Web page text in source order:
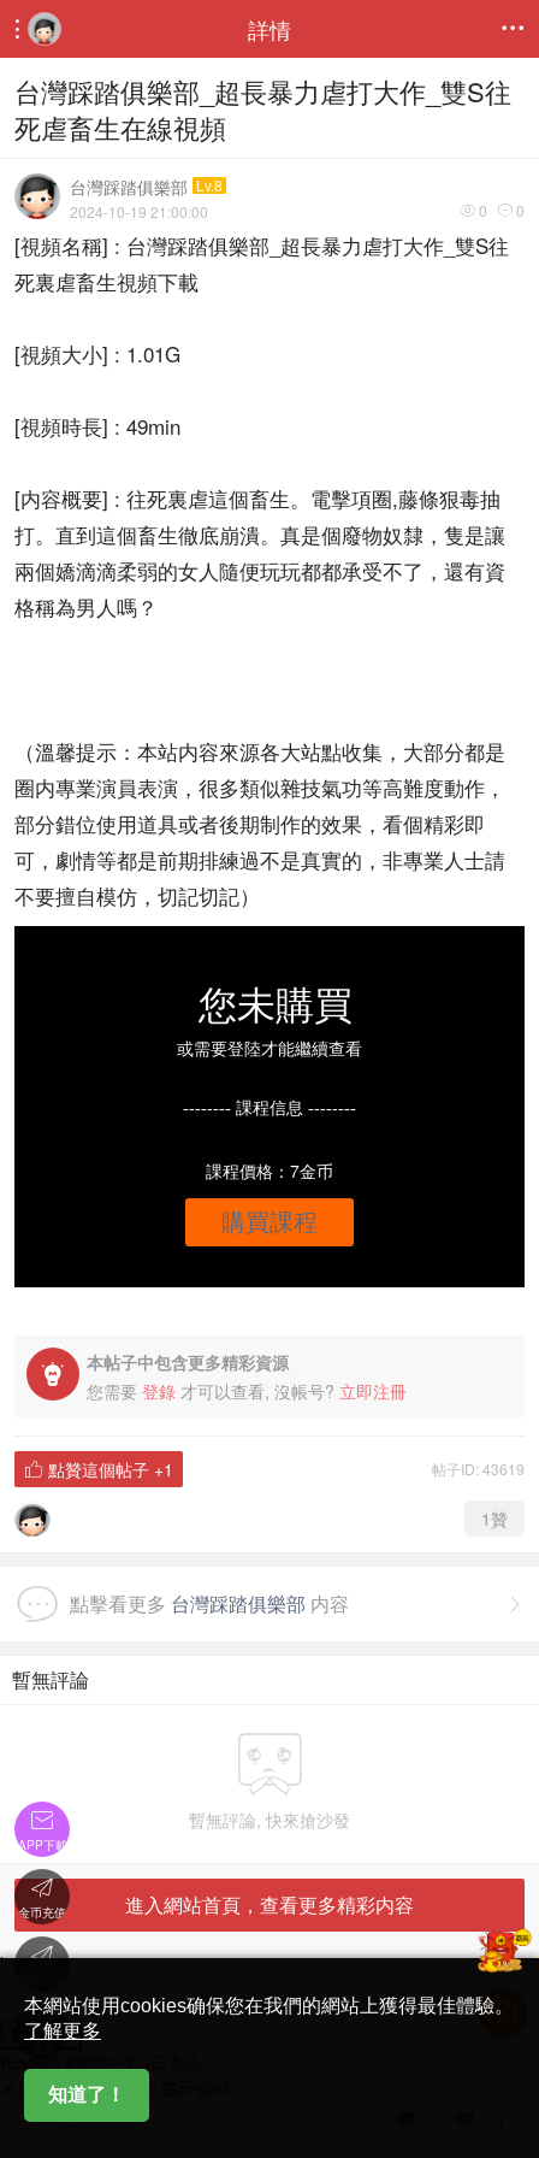
 詳情 
台灣踩踏俱樂部_超長暴力虐打大作_雙S往
死虐畜生在線視頻
台灣踩踏俱樂部 Lv.8
 0  0
2024-10-19 21:00:00
[視頻名稱] : 台灣踩踏俱樂部_超長暴力虐打大作_雙S往
死裏虐畜生視頻下載
[視頻大小] : 1.01G
[視頻時長] : 49min
[内容概要] : 往死裏虐這個畜生。電擊項圈,藤條狠毒抽
打。直到這個畜生徹底崩潰。真是個廢物奴隸，隻是讓
兩個嬌滴滴柔弱的女人隨便玩玩都都承受不了，還有資
格稱為男人嗎？
（溫馨提示：本站内容來源各大站點收集，大部分都是
圈内專業演員表演，很多類似雜技氣功等高難度動作，
部分錯位使用道具或者後期制作的效果，看個精彩即
可，劇情等都是前期排練過不是真實的，非專業人士請
不要擅自模仿，切記切記）
您未購買
或需要登陸才能繼續查看
-------- 課程信息 --------
課程價格：7金币
購買課程

本帖子中包含更多精彩資源
您需要 登錄 才可以查看, 沒帳号? 立即注冊
帖子ID: 43619
 點贊這個帖子 +1
1贊

點擊看更多 台灣踩踏俱樂部 内容
暫無評論

暫無評論, 快來搶沙發
進入網站首頁，查看更多精彩内容
'
简体中文版
Translate
日本語
繁體中文
本網站使用cookies确保您在我們的網站上獲得最佳體驗。
了解更多
知道了！

APP下載

金币充值


說點什麽吧...